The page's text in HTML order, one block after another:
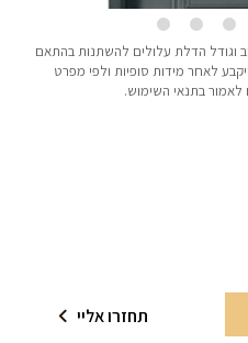
תחזרו אליי
וגודל הדלת עלולים להשתנות בהתאם
לאחר מידות סופיות ולפי מפרט
בתנאי השימוש.